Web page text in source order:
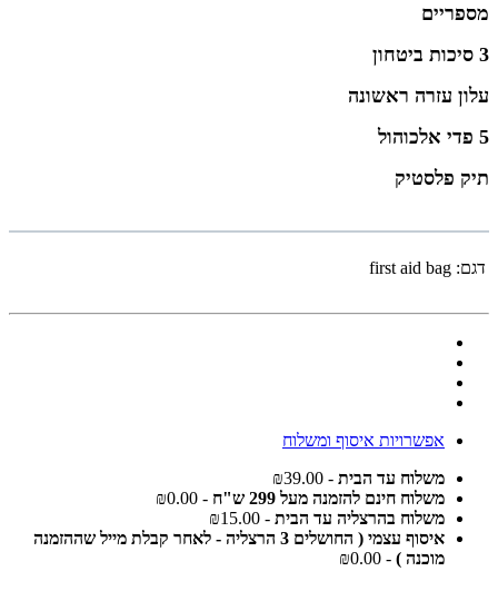
מספריים
3 סיכות ביטחון
עלון עזרה ראשונה
5 פדי אלכוהול
תיק פלסטיק
דגם: first aid bag
אפשרויות איסוף ומשלוח
משלוח עד הבית - ₪39.00
משלוח חינם להזמנה מעל 299 ש"ח
- ₪0.00
משלוח בהרצליה עד הבית - ₪15.00
איסוף עצמי ( החושלים 3 הרצליה - לאחר קבלת מייל שההזמנה
מוכנה ) - ₪0.00